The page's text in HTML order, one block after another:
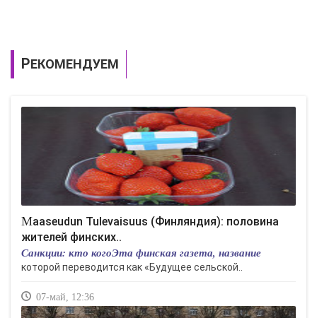
РЕКОМЕНДУЕМ
Maaseudun Tulevaisuus (Финляндия): половина
жителей финских..
Санкции: кто когоЭта финская газета, название
которой переводится как «Будущее сельской..
07-май, 12:36